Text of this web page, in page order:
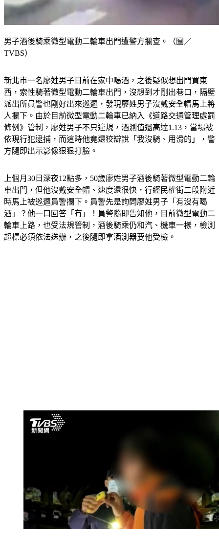
男子酒後騎乘微型電動二輪車出門遭警方攔查。（圖／
TVBS）
新北市一名廖姓男子日前在家中喝酒，之後疑似想出門買東
西，索性騎著微型電動二輪車出門，沒想到才剛出巷口，隔壁
派出所員警也剛好出來巡邏，發現廖姓男子沒戴安全帽馬上將
人攔下。由於目前微型電動二輪車已納入《道路交通管理處罰
條例》管制，廖姓男子不只違規，酒測值還高達1.13，當場被
依現行犯逮捕，而這時他竟還狡辯說「我沒騎、用滑的」，警
方隨即出示影像狠狠打臉。
上個月30日深夜12點多，50歲廖姓男子酒後騎著微型電動二輪
車出門，但他沒戴安全帽、速度還很快，行經民權街二段附近
時馬上被巡邏員警攔下。員警先是詢問廖姓男子「有沒有喝
酒」？他一口回答「有」！員警隨即告知他，目前微型電動二
輪車上路，也受法規管制，酒後騎乘仍和汽、機車一樣，檢測
超標必須依法送辦，之後隨即拿酒測器要他受檢。